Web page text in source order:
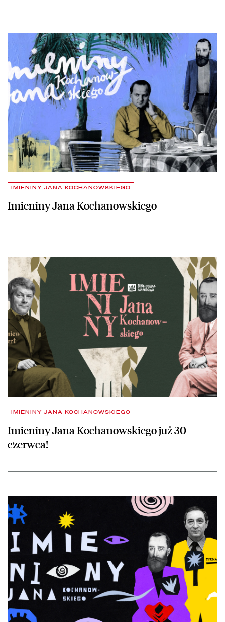
IMIENINY JANA KOCHANOWSKIEGO
Imieniny Jana Kochanowskiego
czytaj więcej o Imieniny Jana Kochanowskiego
IMIENINY JANA KOCHANOWSKIEGO
Imieniny Jana Kochanowskiego już 30
czerwca!
czytaj więcej o Imieniny Jana Kochanowskiego już 30 czerwca!
czytaj więcej o Imieniny Jana Kochanowskiego obchodzimy w tym